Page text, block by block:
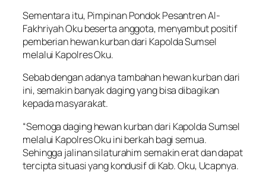
Sementara itu, Pimpinan Pondok Pesantren Al-
Fakhriyah Oku beserta anggota, menyambut positif
pemberian hewan kurban dari Kapolda Sumsel
melalui Kapolres Oku.
Sebab dengan adanya tambahan hewan kurban dari
ini, semakin banyak daging yang bisa dibagikan
kepada masyarakat.
“Semoga daging hewan kurban dari Kapolda Sumsel
melalui Kapolres Oku ini berkah bagi semua.
Sehingga jalinan silaturahim semakin erat dan dapat
tercipta situasi yang kondusif di Kab. Oku, Ucapnya.